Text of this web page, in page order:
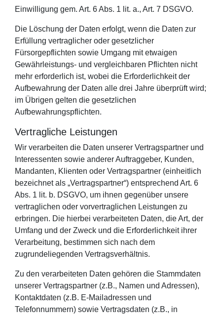
Einwilligung gem. Art. 6 Abs. 1 lit. a., Art. 7 DSGVO.
Die Löschung der Daten erfolgt, wenn die Daten zur
Erfüllung vertraglicher oder gesetzlicher
Fürsorgepflichten sowie Umgang mit etwaigen
Gewährleistungs- und vergleichbaren Pflichten nicht
mehr erforderlich ist, wobei die Erforderlichkeit der
Aufbewahrung der Daten alle drei Jahre überprüft wird;
im Übrigen gelten die gesetzlichen
Aufbewahrungspflichten.
Vertragliche Leistungen
Wir verarbeiten die Daten unserer Vertragspartner und
Interessenten sowie anderer Auftraggeber, Kunden,
Mandanten, Klienten oder Vertragspartner (einheitlich
bezeichnet als „Vertragspartner“) entsprechend Art. 6
Abs. 1 lit. b. DSGVO, um ihnen gegenüber unsere
vertraglichen oder vorvertraglichen Leistungen zu
erbringen. Die hierbei verarbeiteten Daten, die Art, der
Umfang und der Zweck und die Erforderlichkeit ihrer
Verarbeitung, bestimmen sich nach dem
zugrundeliegenden Vertragsverhältnis.
Zu den verarbeiteten Daten gehören die Stammdaten
unserer Vertragspartner (z.B., Namen und Adressen),
Kontaktdaten (z.B. E-Mailadressen und
Telefonnummern) sowie Vertragsdaten (z.B., in